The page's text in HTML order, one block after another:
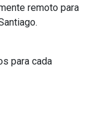
remoto para
para cada